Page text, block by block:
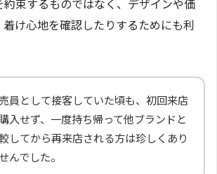
け心地を確認したりするためにも利
員として接客していた頃も、初回来店
入せず、一度持ち帰って他ブランドと
してから再来店される方は珍しくあり
んでした。